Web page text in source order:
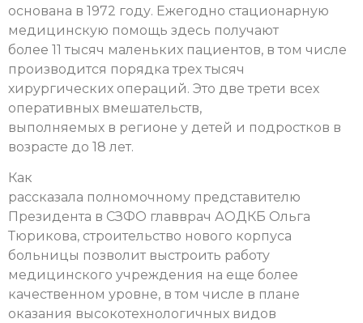
основана в 1972 году. Ежегодно стационарную
медицинскую помощь здесь получают
более 11 тысяч маленьких пациентов, в том числе
производится порядка трех тысяч
хирургических операций. Это две трети всех
оперативных вмешательств,
выполняемых в регионе у детей и подростков в
возрасте до 18 лет.
Как
рассказала полномочному представителю
Президента в СЗФО главврач АОДКБ Ольга
Тюрикова, строительство нового корпуса
больницы позволит выстроить работу
медицинского учреждения на еще более
качественном уровне, в том числе в плане
оказания высокотехнологичных видов